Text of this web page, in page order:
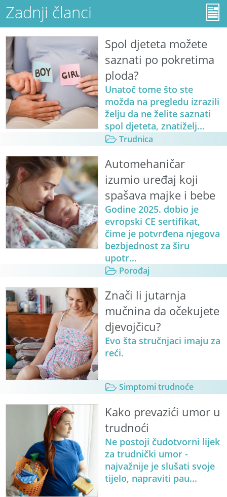
Zadnji članci
Spol djeteta možete
saznati po pokretima
ploda?
Unatoč tome što ste
možda na pregledu izrazili
želju da ne želite saznati
spol djeteta, znatiželj...
Trudnica
Automehaničar
izumio uređaj koji
spašava majke i bebe
Godine 2025. dobio je
evropski CE sertifikat,
čime je potvrđena njegova
bezbjednost za širu
upotr...
Porođaj
Znači li jutarnja
mučnina da očekujete
djevojčicu?
Evo šta stručnjaci imaju za
reći.
Simptomi trudnoće
Kako prevazići umor u
trudnoći
Ne postoji čudotvorni lijek
za trudnički umor -
najvažnije je slušati svoje
tijelo, napraviti pau...